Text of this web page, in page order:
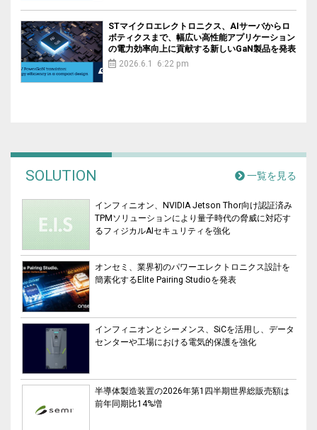
STマイクロエレクトロニクス、AIサーバからロ
ボティクスまで、幅広い高性能アプリケーション
の電力効率向上に貢献する新しいGaN製品を発表
2026.6.1 6:22 pm
SOLUTION 一覧を見る
インフィニオン、NVIDIA Jetson Thor向け認証済み
TPMソリューションにより量子時代の脅威に対応す
るフィジカルAIセキュリティを強化
オンセミ、業界初のパワーエレクトロニクス設計を
簡素化するElite Pairing Studioを発表
インフィニオンとシーメンス、SiCを活用し、データ
センターや工場における電気的保護を強化
半導体製造装置の2026年第1四半期世界総販売額は
前年同期比14%増